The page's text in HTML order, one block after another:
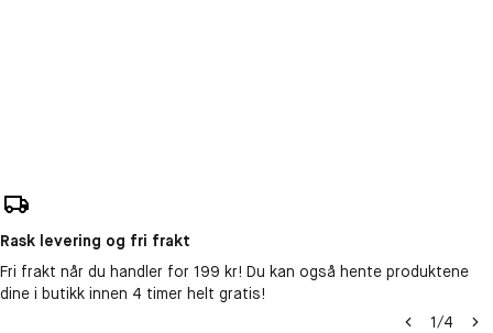
Rask levering og fri frakt
Fri frakt når du handler for 199 kr! Du kan også hente produktene
dine i butikk innen 4 timer helt gratis!
1/4